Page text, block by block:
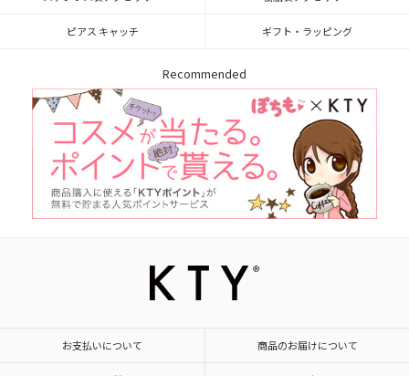
ピアス キャッチ ギフト・ラッピング
Recommended
お支払いについて 商品のお届けについて